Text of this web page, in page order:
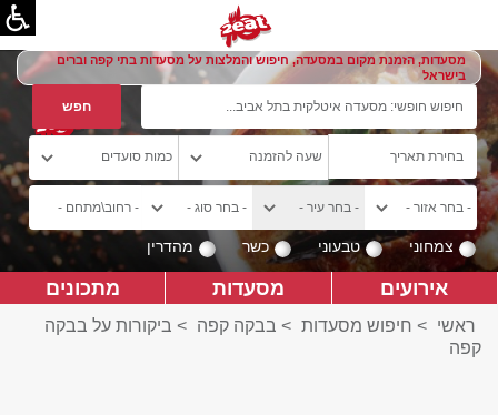
מסעדות, הזמנת מקום במסעדה, חיפוש והמלצות על מסעדות בתי קפה וברים
בישראל
צמחוני טבעוני כשר מהדרין
אירועים מסעדות מתכונים
ראשי > חיפוש מסעדות > בבקה קפה > ביקורות על בבקה
קפה